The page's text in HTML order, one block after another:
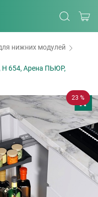
нижних модулей
654, Арена ПЬЮР,
23 %